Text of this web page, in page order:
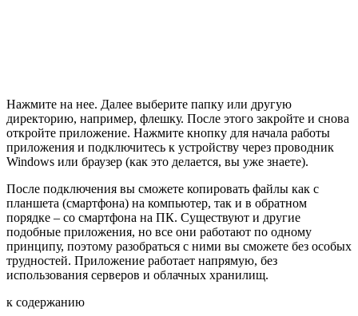
Нажмите на нее. Далее выберите папку или другую
директорию, например, флешку. После этого закройте и снова
откройте приложение. Нажмите кнопку для начала работы
приложения и подключитесь к устройству через проводник
Windows или браузер (как это делается, вы уже знаете).
После подключения вы сможете копировать файлы как с
планшета (смартфона) на компьютер, так и в обратном
порядке – со смартфона на ПК. Существуют и другие
подобные приложения, но все они работают по одному
принципу, поэтому разобраться с ними вы сможете без особых
трудностей. Приложение работает напрямую, без
использования серверов и облачных хранилищ.
к содержанию